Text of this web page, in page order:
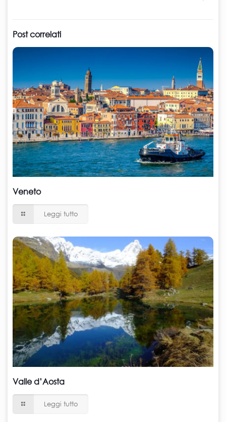
Post correlati
Veneto
Leggi tutto
Valle d’Aosta
Leggi tutto